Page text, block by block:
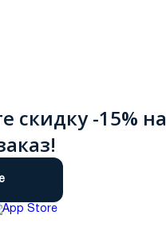
скидку -15% на